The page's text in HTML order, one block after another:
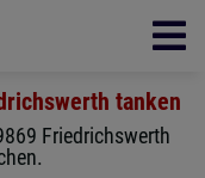
tanken
Friedrichswerth